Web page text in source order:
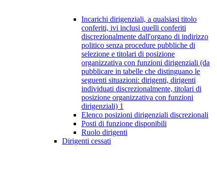
Incarichi dirigenziali, a qualsiasi titolo
conferiti, ivi inclusi quelli conferiti
discrezionalmente dall'organo di indirizzo
politico senza procedure pubbliche di
selezione e titolari di posizione
organizzativa con funzioni dirigenziali (da
pubblicare in tabelle che distinguano le
seguenti situazioni: dirigenti, dirigenti
individuati discrezionalmente, titolari di
posizione organizzativa con funzioni
dirigenziali) 1
Elenco posizioni dirigenziali discrezionali
Posti di funzione disponibili
Ruolo dirigenti
Dirigenti cessati